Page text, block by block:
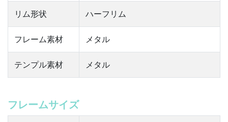
リム形状 ハーフリム
フレーム素材 メタル
テンプル素材 メタル
フレームサイズ